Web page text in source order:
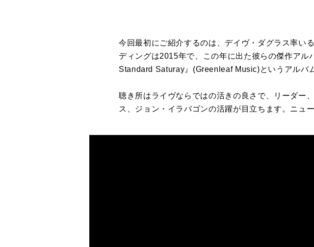
今回最初にご紹介するのは、デイヴ・ダグラス率い
ディングは2015年で、この年に出た彼らの傑作ア
Standard Saturay』(Greenleaf Music)というアルバ
聴き所はライヴならではの活きの良さで、リーダー
ス、ジョン・イラバゴンの活躍が目立ちます。ニュ